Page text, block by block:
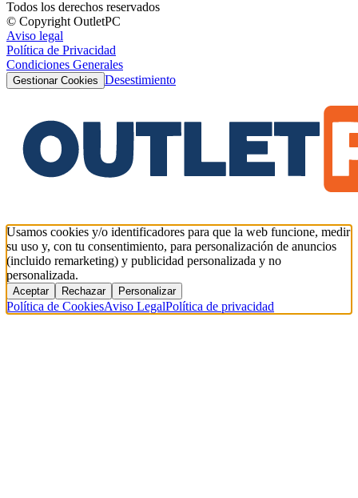
Todos los derechos reservados
© Copyright OutletPC
Aviso legal
Política de Privacidad
Condiciones Generales
Gestionar Cookies Desestimiento
Usamos cookies y/o identificadores para que la web funcione, medir
su uso y, con tu consentimiento, para personalización de anuncios
(incluido remarketing) y publicidad personalizada y no
personalizada.
Aceptar Rechazar Personalizar
Política de CookiesAviso LegalPolítica de privacidad